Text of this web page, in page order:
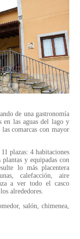
de una gastronomía
en las aguas del lago y
comarcas con mayor
plazas: 4 habitaciones
y equipadas con
lo más placentera
calefacción, aire
a ver todo el casco
alrededores.
salón, chimenea,